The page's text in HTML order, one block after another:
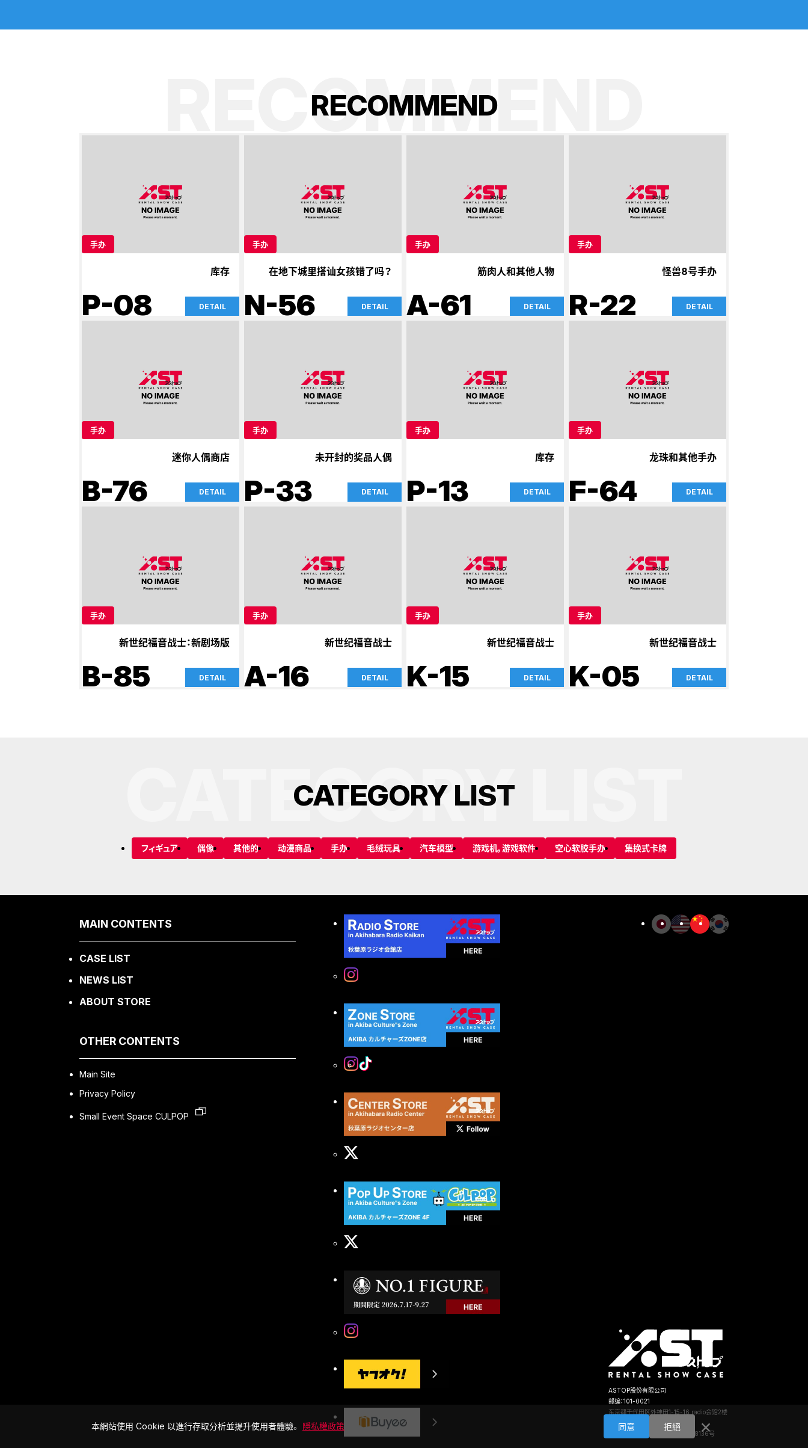
RECOMMEND
RECOMMEND
手办
库存
P-08 DETAIL
手办
在地下城里搭讪女孩错了吗？
N-56 DETAIL
手办
筋肉人和其他人物
A-61 DETAIL
手办
怪兽8号手办
R-22 DETAIL
手办
迷你人偶商店
B-76 DETAIL
手办
未开封的奖品人偶
P-33 DETAIL
手办
库存
P-13 DETAIL
手办
龙珠和其他手办
F-64 DETAIL
手办
新世纪福音战士：新剧场版
B-85 DETAIL
手办
新世纪福音战士
A-16 DETAIL
手办
新世纪福音战士
K-15 DETAIL
手办
新世纪福音战士
K-05 DETAIL
CATEGORY LIST
CATEGORY LIST
フィギュア 偶像 其他的 动漫商品 手办 毛绒玩具 汽车模型 游戏机，游戏软件 空心软胶手办 集换式卡牌
MAIN CONTENTS
CASE LIST
NEWS LIST
ABOUT STORE
OTHER CONTENTS
Main Site
Privacy Policy
Small Event Space CULPOP
ASTOP股份有限公司
邮编：101-0021
东京都千代田区外神田1-15-16 radio会馆2楼
TEL:03-5256-5911
东京都公安委员会 第301030208136号
本網站使用 Cookie 以進行存取分析並提升使用者體驗。 隱私權政策 同意 拒絕 ×